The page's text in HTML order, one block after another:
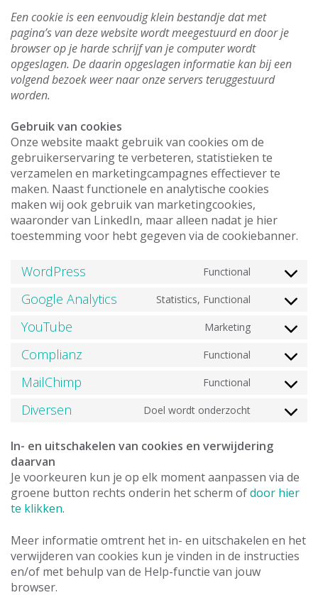
Een cookie is een eenvoudig klein bestandje dat met
pagina’s van deze website wordt meegestuurd en door je
browser op je harde schrijf van je computer wordt
opgeslagen. De daarin opgeslagen informatie kan bij een
volgend bezoek weer naar onze servers teruggestuurd
worden.
Gebruik van cookies
Onze website maakt gebruik van cookies om de
gebruikerservaring te verbeteren, statistieken te
verzamelen en marketingcampagnes effectiever te
maken. Naast functionele en analytische cookies
maken wij ook gebruik van marketingcookies,
waaronder van LinkedIn, maar alleen nadat je hier
toestemming voor hebt gegeven via de cookiebanner.
WordPress Functional
Consent
service
wordpress
Google Analytics Statistics, Functional
Consent
service
google-
YouTube Marketing
Consent
service
youtube
Complianz Functional
Consent
service
complianz
MailChimp Functional
Consent
service
Diversen Doel wordt onderzocht
Consent
service
In- en uitschakelen van cookies en verwijdering
daarvan
Je voorkeuren kun je op elk moment aanpassen via de
groene button rechts onderin het scherm ofdoor hier
te klikken.
Meer informatie omtrent het in- en uitschakelen en het
verwijderen van cookies kun je vinden in de instructies
en/of met behulp van de Help-functie van jouw
browser. ​